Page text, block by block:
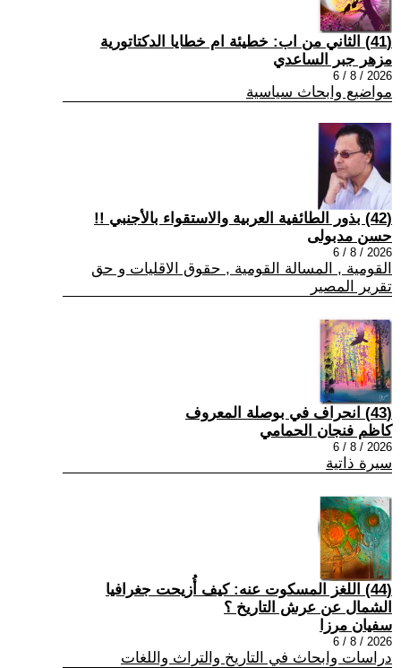
(41) الثاني من اب: خطيئة ام خطايا الدكتاتورية
مزهر جبر الساعدي
2026 / 8 / 6
مواضيع وابحاث سياسية
(42) بذور الطائفية العربية والاستقواء بالأجنبي !!
حسن مدبولى
2026 / 8 / 6
القومية , المسالة القومية , حقوق الاقليات و حق
تقرير المصير
(43) انحراف في بوصلة المعروف
كاظم فنجان الحمامي
2026 / 8 / 6
سيرة ذاتية
(44) اللغز المسكوت عنه: كيف أُزيحت جغرافيا
الشمال عن عرش التاريخ ؟
سفيان مرزا
2026 / 8 / 6
دراسات وابحاث في التاريخ والتراث واللغات